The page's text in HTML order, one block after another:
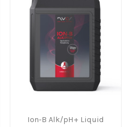
Ion-B Alk/pH+ Liquid